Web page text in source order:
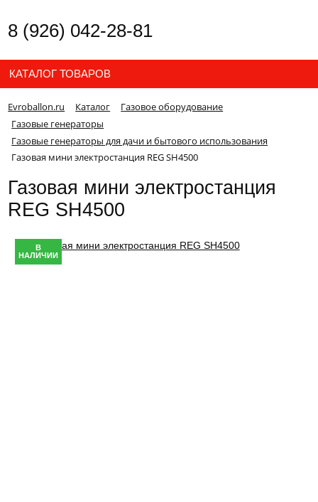
8 (926) 042-28-81
КАТАЛОГ ТОВАРОВ
Evroballon.ru Каталог
Газовое оборудование
Газовые генераторы
Газовые генераторы для дачи и бытового использования
Газовая мини электростанция REG SH4500
Газовая мини электростанция
REG SH4500
В
НАЛИЧИИ